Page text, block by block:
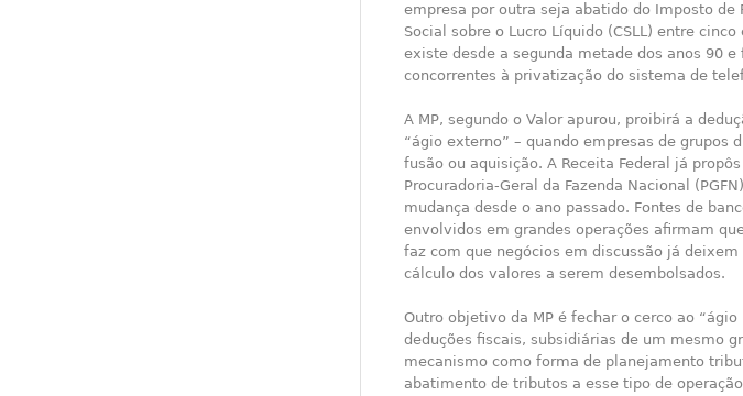
empresa por outra seja abatido do Imposto de
Social sobre o Lucro Líquido (CSLL) entre
existe desde a segunda metade dos anos 90
concorrentes à privatização do sistema de
A MP, segundo o Valor apurou, proibirá a
“ágio externo” – quando empresas de grupos
fusão ou aquisição. A Receita Federal já
Procuradoria-Geral da Fazenda Nacional
mudança desde o ano passado. Fontes de
envolvidos em grandes operações afirmam
faz com que negócios em discussão já
cálculo dos valores a serem desembolsados.
Outro objetivo da MP é fechar o cerco ao
deduções fiscais, subsidiárias de um mesmo
mecanismo como forma de planejamento
abatimento de tributos a esse tipo de